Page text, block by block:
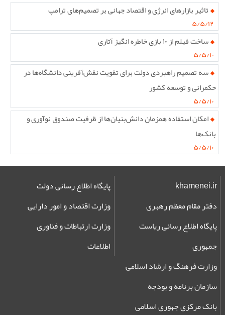
تاثیر بازارهای انرژی و اقتصاد جهانی بر تصمیم‌های ترامپ
۵/۵/۱۲
ساخت فیلم از ۱۰ بازی خاطره انگیز آتاری
۵/۵/۱۰
سه تصمیم راهبردی دولت برای تقویت نقش‌آفرینی دانشگاه‌ها در
حکمرانی و توسعه کشور
۵/۵/۱۰
امکان استفاده همزمان دانش‌بنیان‌ها از ظرفیت صندوق نوآوری و
بانک‌ها
۵/۵/۱۰
khamenei.ir
دفتر مقام معظم رهبری
پایگاه اطلاع رسانی ریاست
جمهوری
پایگاه اطلاع رسانی دولت
وزارت اقتصاد و امور دارایی
وزارت ارتباطات و فناوری
اطلاعات
وزارت فرهنگ و ارشاد اسلامی
سازمان برنامه و بودجه
بانک مرکزی جهوری اسلامی